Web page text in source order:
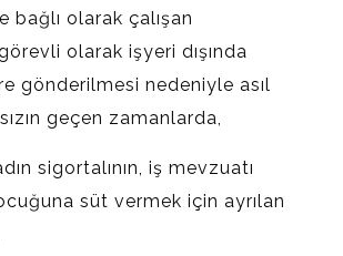
bağlı olarak çalışan
olarak işyeri dışında
gönderilmesi nedeniyle asıl
geçen zamanlarda,
sigortalının, iş mevzuatı
süt vermek için ayrılan